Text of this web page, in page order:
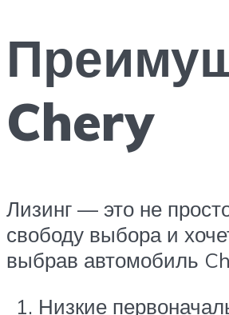
Chery
Лизинг — это не
свободу выбора и
выбрав автомобиль
Низкие